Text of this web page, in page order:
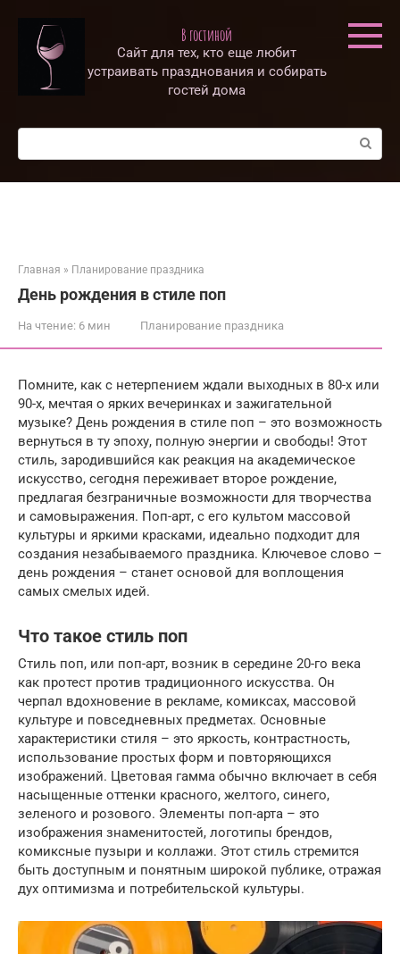
контенту
В гостиной
Сайт для тех, кто еще любит
устраивать празднования и собирать
гостей дома
Поиск:
Главная » Планирование праздника
День рождения в стиле поп
На чтение: 6 мин Планирование праздника
Помните, как с нетерпением ждали выходных в 80-х или
90-х, мечтая о ярких вечеринках и зажигательной
музыке? День рождения в стиле поп – это возможность
вернуться в ту эпоху, полную энергии и свободы! Этот
стиль, зародившийся как реакция на академическое
искусство, сегодня переживает второе рождение,
предлагая безграничные возможности для творчества
и самовыражения. Поп-арт, с его культом массовой
культуры и яркими красками, идеально подходит для
создания незабываемого праздника. Ключевое слово –
день рождения – станет основой для воплощения
самых смелых идей.
Что такое стиль поп
Стиль поп, или поп-арт, возник в середине 20-го века
как протест против традиционного искусства. Он
черпал вдохновение в рекламе, комиксах, массовой
культуре и повседневных предметах. Основные
характеристики стиля – это яркость, контрастность,
использование простых форм и повторяющихся
изображений. Цветовая гамма обычно включает в себя
насыщенные оттенки красного, желтого, синего,
зеленого и розового. Элементы поп-арта – это
изображения знаменитостей, логотипы брендов,
комиксные пузыри и коллажи. Этот стиль стремится
быть доступным и понятным широкой публике, отражая
дух оптимизма и потребительской культуры.